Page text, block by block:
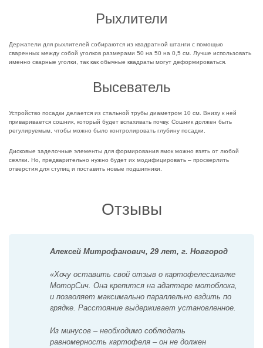
Рыхлители
Держатели для рыхлителей собираются из квадратной штанги с помощью
сваренных между собой уголков размерами 50 на 50 на 0,5 см. Лучше использовать
именно сварные уголки, так как обычные квадраты могут деформироваться.
Высеватель
Устройство посадки делается из стальной трубы диаметром 10 см. Внизу к ней
приваривается сошник, который будет вспахивать почву. Сошник должен быть
регулируемым, чтобы можно было контролировать глубину посадки.
Дисковые заделочные элементы для формирования ямок можно взять от любой
сеялки. Но, предварительно нужно будет их модифицировать – просверлить
отверстия для ступиц и поставить новые подшипники.
Отзывы
Алексей Митрофанович, 29 лет, г. Новгород
«Хочу оставить свой отзыв о картофелесажалке
МоторСич. Она крепится на адаптере мотоблока,
и позволяет максимально параллельно ездить по
грядке. Расстояние выдерживает установленное.
Из минусов – необходимо соблюдать
равномерность картофеля – он не должен